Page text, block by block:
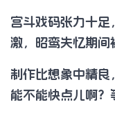
宫斗戏码张力十足
激，昭鸾失忆期间
制作比想象中精良
能不能快点儿啊？